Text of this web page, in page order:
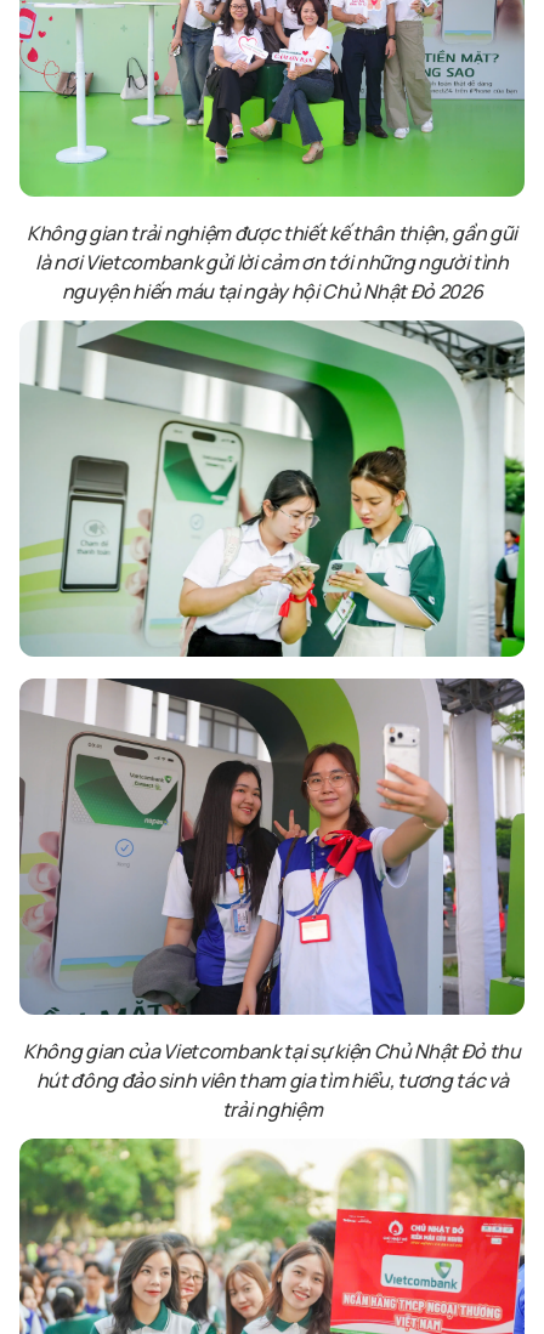
Không gian trải nghiệm được thiết kế thân thiện, gần gũi
là nơi Vietcombank gửi lời cảm ơn tới những người tình
nguyện hiến máu tại ngày hộiChủ Nhật Đỏ 2026
Không gian của Vietcombank tại sự kiện Chủ Nhật Đỏ thu
hút đông đảo sinh viên tham gia tìm hiểu, tương tác và
trải nghiệm